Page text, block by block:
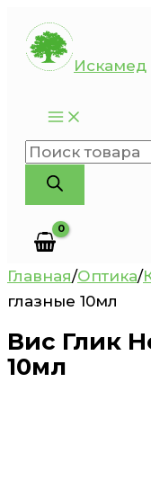
Перейти
содержимому
Искамед
Поиск
товаров
Главная/Оптика/
глазные 10мл
Вис Глик
10мл